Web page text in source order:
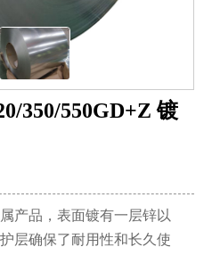
350/550GD+Z 镀
产品，表面镀有一层锌以
层确保了耐用性和长久使